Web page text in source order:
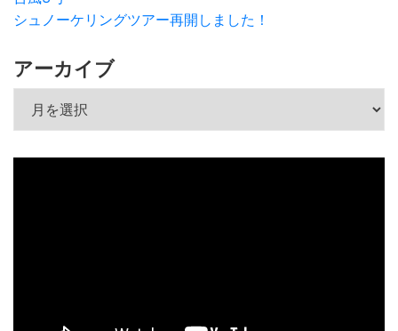
シュノーケリングツアー再開しました！
アーカイブ